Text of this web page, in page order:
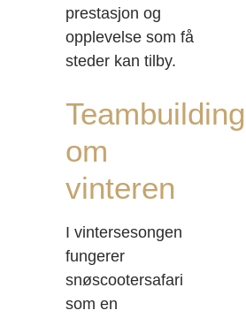
prestasjon og
opplevelse som få
steder kan tilby.
Teambuilding
om
vinteren
I vintersesongen
fungerer
snøscootersafari
som en